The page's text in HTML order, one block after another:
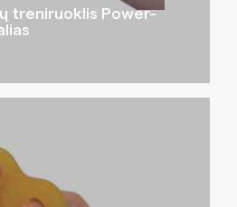
treniruoklis Power-